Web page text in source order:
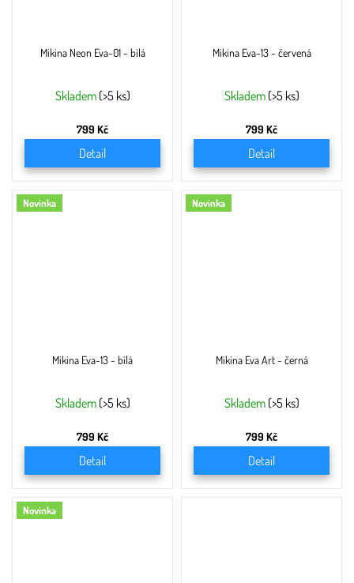
Mikina Neon Eva-01 - bílá
Skladem (>5 ks)
799 Kč
Detail
Mikina Eva-13 - červená
Skladem (>5 ks)
799 Kč
Detail
Novinka
Mikina Eva-13 - bílá
Skladem (>5 ks)
799 Kč
Detail
Novinka
Mikina Eva Art - černá
Skladem (>5 ks)
799 Kč
Detail
Novinka